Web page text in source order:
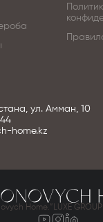
ул. Амман, 10
home.kz
Home.”LUXE